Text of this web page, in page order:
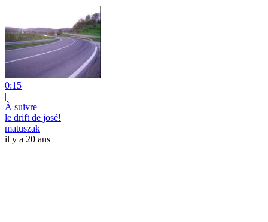
0:15
|
À suivre
le drift de josé!
matuszak
il y a 20 ans